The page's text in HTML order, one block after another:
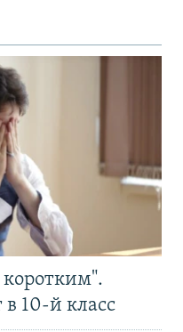
10-й класс